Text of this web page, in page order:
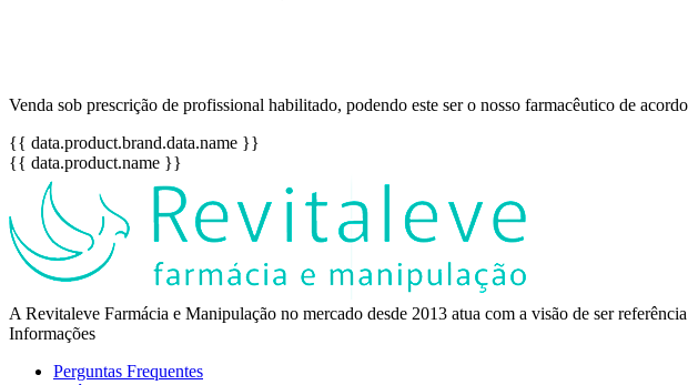
Venda sob prescrição de profissional habilitado, podendo este ser o nosso farmacêutico de
{{ data.product.brand.data.name }}
{{ data.product.name }}
A Revitaleve Farmácia e Manipulação no mercado desde 2013 atua com a visão de ser
Informações
Perguntas Frequentes